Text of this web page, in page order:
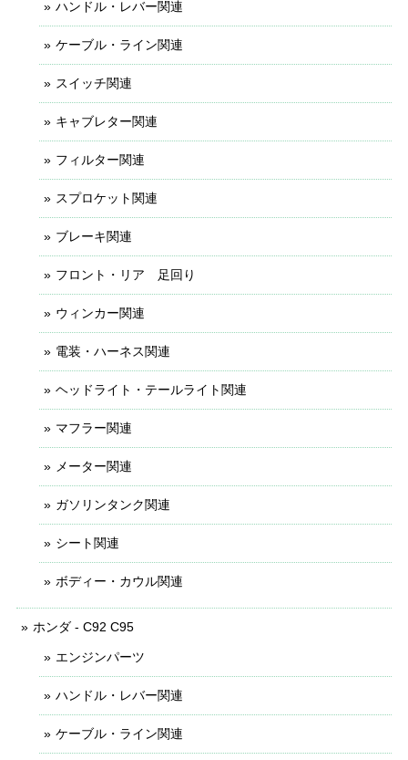
ハンドル・レバー関連
ケーブル・ライン関連
スイッチ関連
キャブレター関連
フィルター関連
スプロケット関連
ブレーキ関連
フロント・リア 足回り
ウィンカー関連
電装・ハーネス関連
ヘッドライト・テールライト関連
マフラー関連
メーター関連
ガソリンタンク関連
シート関連
ボディー・カウル関連
ホンダ - C92 C95
エンジンパーツ
ハンドル・レバー関連
ケーブル・ライン関連